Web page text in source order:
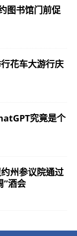
图书馆门前促
行花车大游行庆
究竟是个
约州参议院通过
”酒会